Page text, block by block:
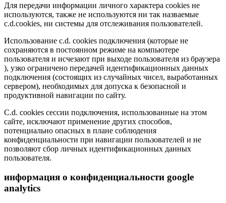
Для передачи информации личного характера cookies не
используются, также не используются ни так назваемые
c.d.cookies, ни системы для отслеживания пользователей.
Использование c.d. cookies подключения (которые не
сохраняются в постоянном режиме на компьютере
пользователя и исчезают при выходе пользователя из браузера
), узко ограничено передачей идентификационных данных
подключения (состоящих из случайных чисел, выработанных
сервером), необходимых для допуска к безопасной и
продуктивной навигации по сайту.
С.d. cookies сессии подключения, использованные на этом
сайте, исключают применение других способов,
потенциально опасных в плане соблюдения
конфиденциальности при навигации пользователей и не
позволяют сбор личных идентификационных данных
пользователя.
информация о конфиденциальности google
analytics